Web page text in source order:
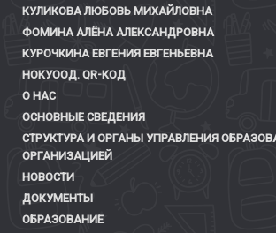
КУЛИКОВА ЛЮБОВЬ МИХАЙЛОВНА
ФОМИНА АЛЁНА АЛЕКСАНДРОВНА
КУРОЧКИНА ЕВГЕНИЯ ЕВГЕНЬЕВНА
НОКУООД. QR-КОД
О НАС
ОСНОВНЫЕ СВЕДЕНИЯ
СТРУКТУРА И ОРГАНЫ УПРАВЛЕНИЯ
ОРГАНИЗАЦИЕЙ
НОВОСТИ
ДОКУМЕНТЫ
ОБРАЗОВАНИЕ